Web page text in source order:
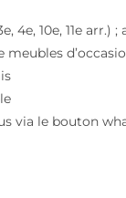
4e, 10e, 11e
via le bouton